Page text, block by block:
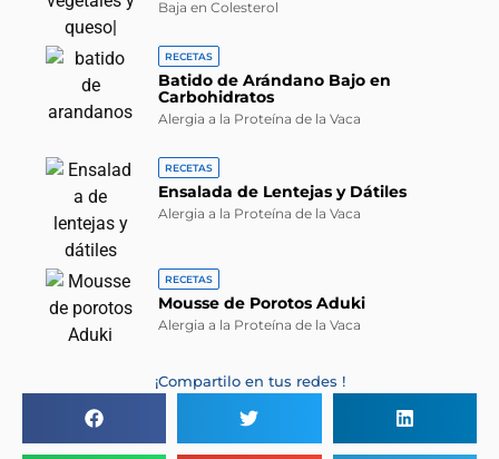
Baja en Colesterol
RECETAS
Batido de Arándano Bajo en
Carbohidratos
Alergia a la Proteína de la Vaca
RECETAS
Ensalada de Lentejas y Dátiles
Alergia a la Proteína de la Vaca
RECETAS
Mousse de Porotos Aduki
Alergia a la Proteína de la Vaca
¡Compartilo en tus redes !